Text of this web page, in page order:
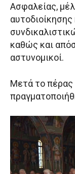
Ασφαλείας,
καθώς και
αστυνομικοί.
Μετά το